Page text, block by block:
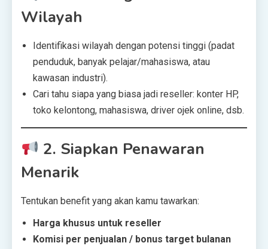
Wilayah
Identifikasi wilayah dengan potensi tinggi (padat
penduduk, banyak pelajar/mahasiswa, atau
kawasan industri).
Cari tahu siapa yang biasa jadi reseller: konter HP,
toko kelontong, mahasiswa, driver ojek online, dsb.
2. Siapkan Penawaran
Menarik
Tentukan benefit yang akan kamu tawarkan:
Harga khusus untuk reseller
Komisi per penjualan / bonus target bulanan